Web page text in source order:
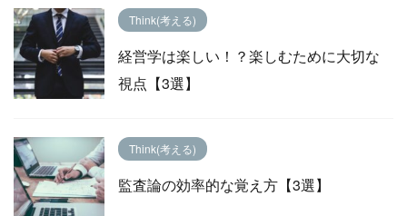
Think(考える)
経営学は楽しい！？楽しむために大切な
視点【3選】
Think(考える)
監査論の効率的な覚え方【3選】